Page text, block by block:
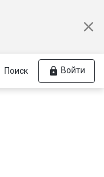
Поиск Войти